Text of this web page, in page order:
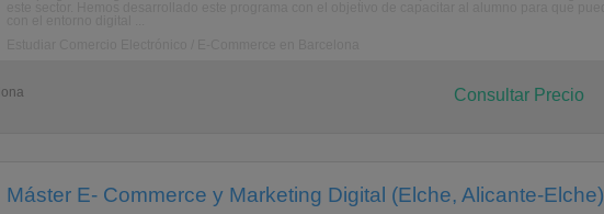
Consultar Precio
Máster E- Commerce y Marketing Digital (Elche, Alicante-Elche)